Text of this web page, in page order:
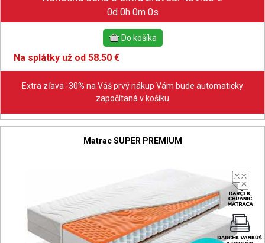
0d 0h 0m 0s
Na splátky už od 58.50 €
Extra zľava -30% na Váš prvý nákup Vám bude automaticky
započítaná v košíku
Matrac SUPER PREMIUM